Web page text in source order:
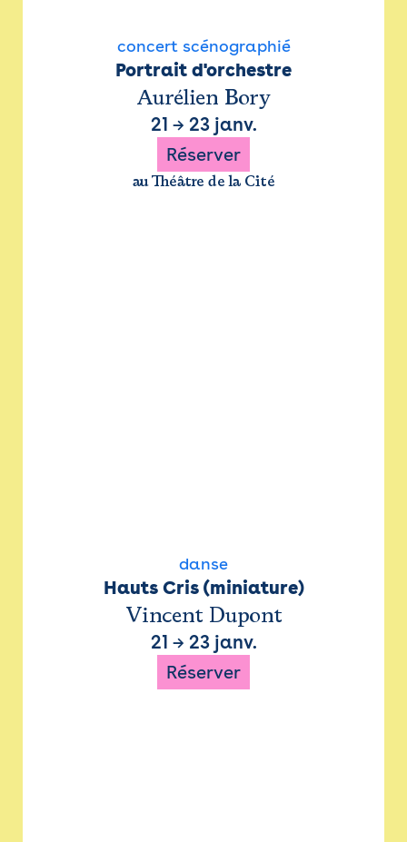
concert scénographié
Portrait d'orchestre
Aurélien Bory
21 → 23 janv.
Réserver
au Théâtre de la Cité
danse
Hauts Cris (miniature)
Vincent Dupont
21 → 23 janv.
Réserver